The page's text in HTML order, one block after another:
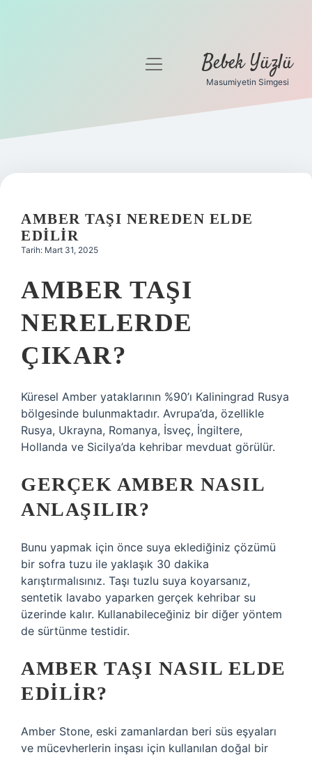
Gizlilik Politikası
Yasal Uyarı
menüyü
Bebek Yüzlü
Masumiyetin Simgesi
AMBER TAŞI NEREDEN ELDE
EDILIR
Tarih: Mart 31, 2025
AMBER TAŞI
NERELERDE
ÇIKAR?
Küresel Amber yataklarının %90’ı Kaliningrad Rusya
bölgesinde bulunmaktadır. Avrupa’da, özellikle
Rusya, Ukrayna, Romanya, İsveç, İngiltere,
Hollanda ve Sicilya’da kehribar mevduat görülür.
GERÇEK AMBER NASIL
ANLAŞILIR?
Bunu yapmak için önce suya eklediğiniz çözümü
bir sofra tuzu ile yaklaşık 30 dakika
karıştırmalısınız. Taşı tuzlu suya koyarsanız,
sentetik lavabo yaparken gerçek kehribar su
üzerinde kalır. Kullanabileceğiniz bir diğer yöntem
de sürtünme testidir.
AMBER TAŞI NASIL ELDE
EDILIR?
Amber Stone, eski zamanlardan beri süs eşyaları
ve mücevherlerin inşası için kullanılan doğal bir